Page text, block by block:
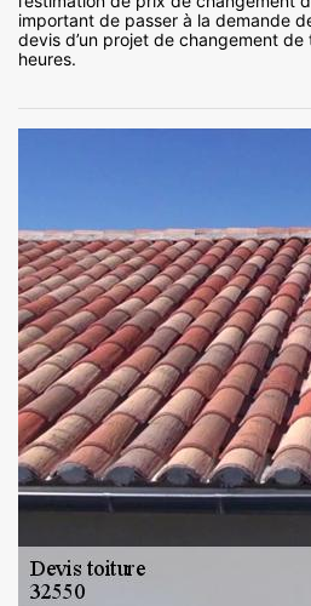
important de passer à la demande
devis d’un projet de changement
heures.